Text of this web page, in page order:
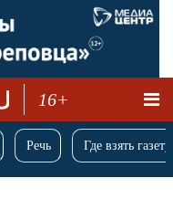
16+
Речь Где взять